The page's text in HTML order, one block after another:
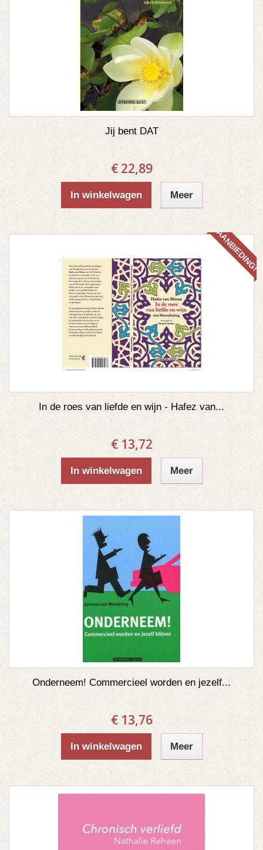
Jij bent DAT
€ 22,89
In winkelwagen Meer
AANBIEDING!
In de roes van liefde en wijn - Hafez van...
€ 13,72
In winkelwagen Meer
Onderneem! Commercieel worden en jezelf...
€ 13,76
In winkelwagen Meer